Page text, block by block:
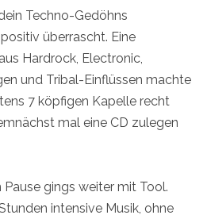
Techno-Gedöhns
überrascht. Eine
Hardrock, Electronic,
und Tribal-Einflüssen machte
7 köpfigen Kapelle recht
mal eine CD zulegen
gings weiter mit Tool.
intensive Musik, ohne